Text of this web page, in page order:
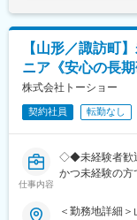
変更の範囲：会
ご利用者様の“
最初は必ず先輩
一人で任せるこ
残業はほぼない
30分程度）
■研修制度
・各事業所の
に加え、キャリ
・キャリアア
【山形／諏訪町
ニア《安心の長
株式会社トーショー
契約社員 転勤なし
仕事内容
◇◆未経験者歓
かつ未経験の方
い方も歓迎！
＜勤務地詳細